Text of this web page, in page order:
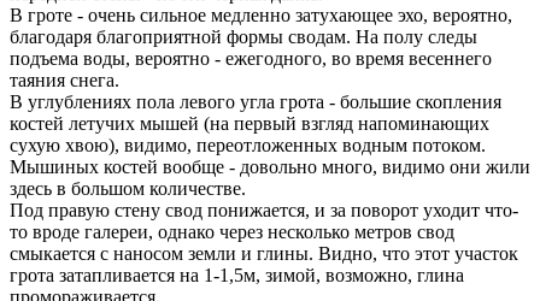
В гроте - очень сильное медленно затухающее эхо, вероятно,
благодаря благоприятной формы сводам. На полу следы
подъема воды, вероятно - ежегодного, во время весеннего
таяния снега.
В углублениях пола левого угла грота - большие скопления
костей летучих мышей (на первый взгляд напоминающих
сухую хвою), видимо, переотложенных водным потоком.
Мышиных костей вообще - довольно много, видимо они жили
здесь в большом количестве.
Под правую стену свод понижается, и за поворот уходит что-
то вроде галереи, однако через несколько метров свод
смыкается с наносом земли и глины. Видно, что этот участок
грота затапливается на 1-1,5м, зимой, возможно, глина
промораживается.